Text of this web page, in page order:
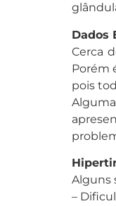
Dados
Cerca
Porém
pois
Alguns
–